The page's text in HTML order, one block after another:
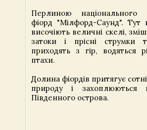
Перлиною національного
фіорд "Мілфорд-Саунд".
височіють величні скелі,
затоки і прісні струмки
приходять з гір, водяться
птахи.
Долина фіордів притягує
природу і захоплюються
Південного острова.